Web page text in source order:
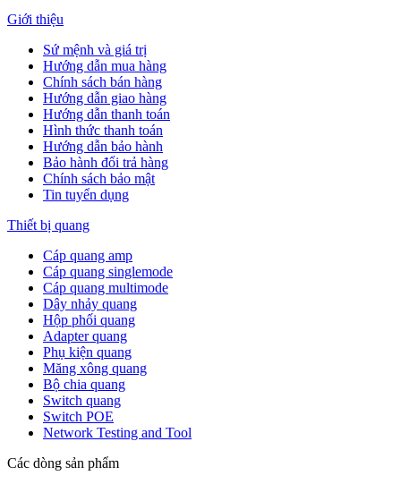
Giới thiệu
Sứ mệnh và giá trị
Hướng dẫn mua hàng
Chính sách bán hàng
Hướng dẫn giao hàng
Hướng dẫn thanh toán
Hình thức thanh toán
Hướng dẫn bảo hành
Bảo hành đổi trả hàng
Chính sách bảo mật
Tin tuyển dụng
Thiết bị quang
Cáp quang amp
Cáp quang singlemode
Cáp quang multimode
Dây nhảy quang
Hộp phối quang
Adapter quang
Phụ kiện quang
Măng xông quang
Bộ chia quang
Switch quang
Switch POE
Network Testing and Tool
Các dòng sản phẩm